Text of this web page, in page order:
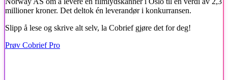
millioner kroner. Det deltok én leverandør i konkurransen.
Slipp å lese og skrive alt selv, la Cobrief gjøre det for deg!
Prøv Cobrief Pro